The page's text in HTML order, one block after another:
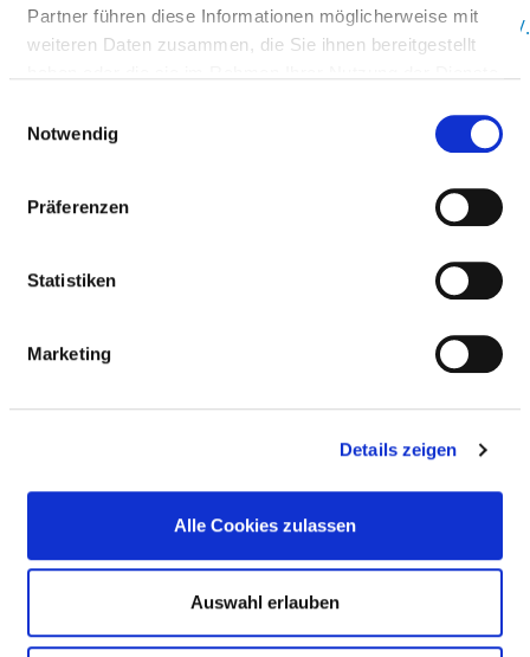
Partner führen diese Informationen möglicherweise mit
weiteren Daten zusammen, die Sie ihnen bereitgestellt
Notwendig
Präferenzen
Statistiken
Marketing
Details zeigen
Alle Cookies zulassen
Auswahl erlauben
http://www.diakonissenhaus.de/menu/krankenhaeuser/
Ärztliche Leitung
Informationen und Leistungen der
Fachabteilung
FALLZAHLEN
PERSONELLE AUSSTATTUNG
FACHEXPERTISE UND WEITERBILDUNG